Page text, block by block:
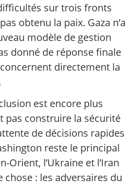
sur trois fronts
obtenu la paix. Gaza n’a
modèle de gestion
donné de réponse finale
directement la
est encore plus
pas construire la sécurité
de décisions rapides
reste le principal
Orient, l’Ukraine et l’Iran
: les adversaires du